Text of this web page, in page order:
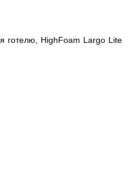
готелю, HighFoam Largo Lite